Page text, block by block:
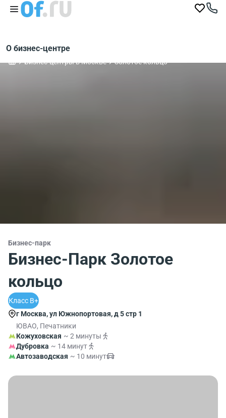
О бизнес-центре
Бизнес-центры в Москве Золотое кольцо
Бизнес-парк
Бизнес-Парк Золотое
кольцо
Класс B+
г Москва, ул Южнопортовая, д 5 стр 1
ЮВАО, Печатники
Кожуховская ~ 2 минуты
Дубровка ~ 14 минут
Автозаводская ~ 10 минут